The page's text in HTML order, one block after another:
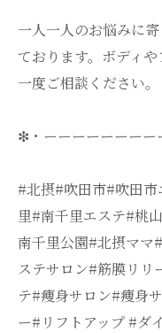
一人一人のお悩みに
ております。ボディ
一度ご相談ください。
❇・ーーーーーーー
#北摂#吹田市#吹田
里#南千里エステ#桃
南千里公園#北摂ママ
ステサロン#筋膜リリ
テ#痩身サロン#痩身
ー#リフトアップ #ダ